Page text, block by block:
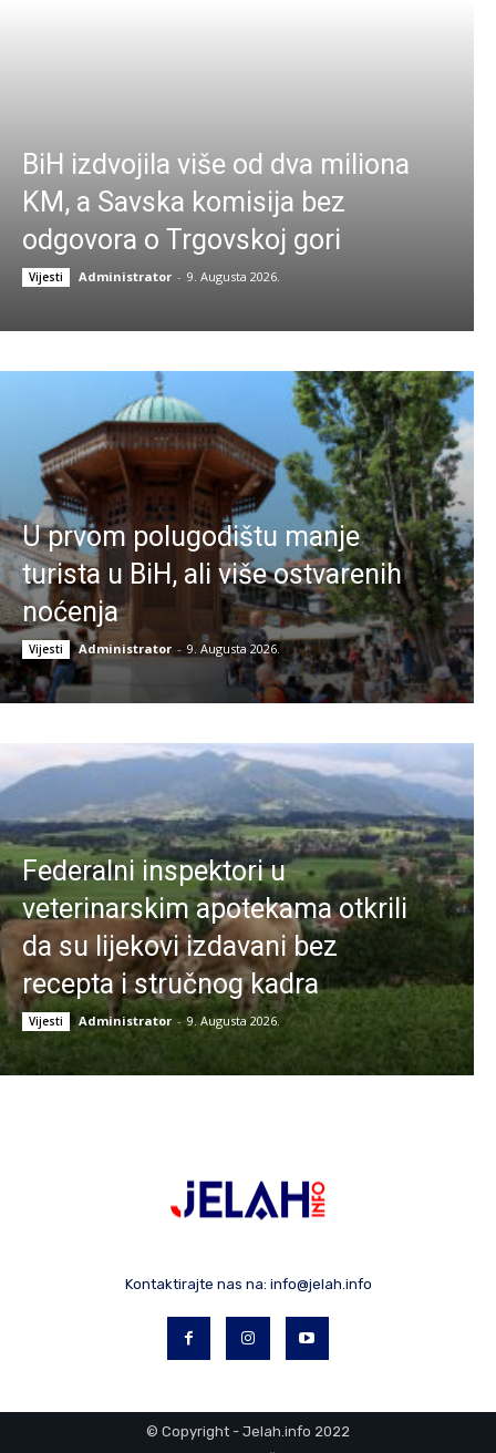
BiH izdvojila više od dva miliona
KM, a Savska komisija bez
odgovora o Trgovskoj gori
Vijesti Administrator - 9. Augusta 2026.
U prvom polugodištu manje
turista u BiH, ali više ostvarenih
noćenja
Vijesti Administrator - 9. Augusta 2026.
Federalni inspektori u
veterinarskim apotekama otkrili
da su lijekovi izdavani bez
recepta i stručnog kadra
Vijesti Administrator - 9. Augusta 2026.
Kontaktirajte nas na: info@jelah.info
© Copyright - Jelah.info 2022